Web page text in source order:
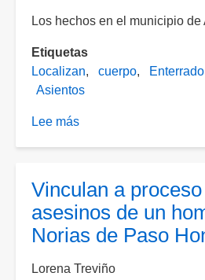
de
Los hechos en el municipio de
Etiquetas
Localizan
cuerpo Enterrado
Asientos
Lee más
localizó
enterrado
el
de
Vinculan a
asesinos de un
Norias de Paso
Lorena Treviño